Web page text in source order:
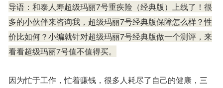
导语：和泰人寿超级玛丽7号重疾险（经典版）上线了！很
多的小伙伴来咨询我，超级玛丽7号经典版保障怎么样？性
价比如何？小编就针对超级玛丽7号经典版做一个测评，来
看看超级玛丽7号值不值得买。
因为忙于工作，忙着赚钱，很多人耗尽了自己的健康，三